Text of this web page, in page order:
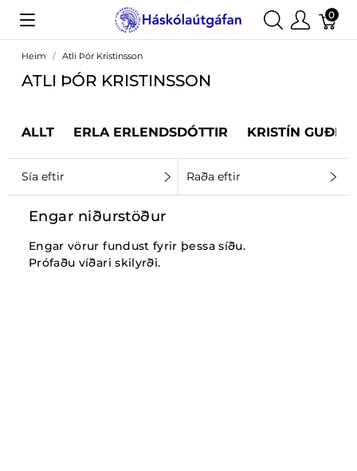
0
Heim Atli Þór Kristinsson
ATLI ÞÓR KRISTINSSON
ALLT ERLA ERLENDSDÓTTIR KRISTÍN
Sía eftir Raða eftir
Engar niðurstöður
Engar vörur fundust fyrir þessa síðu.
Prófaðu víðari skilyrði.